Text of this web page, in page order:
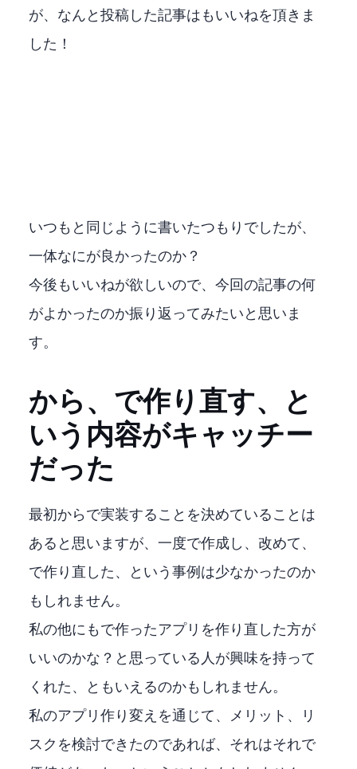
が、なんと投稿した記事は100もいいねを頂きま
した！
いつもと同じように書いたつもりでしたが、
一体なにが良かったのか？
今後もいいねが欲しいので、今回の記事の何
がよかったのか振り返ってみたいと思いま
す。
PythonからC++、C#で作り直す、と
いう内容がキャッチー
だった
最初からC++で実装することを決めていることは
あると思いますが、一度Pythonで作成し、改めてC++、C#
で作り直した、という事例は少なかったのか
もしれません。
私の他にもPythonで作ったアプリを作り直した方が
いいのかな？と思っている人が興味を持って
くれた、ともいえるのかもしれません。
私のアプリ作り変えを通じて、メリット、リ
スクを検討できたのであれば、それはそれで